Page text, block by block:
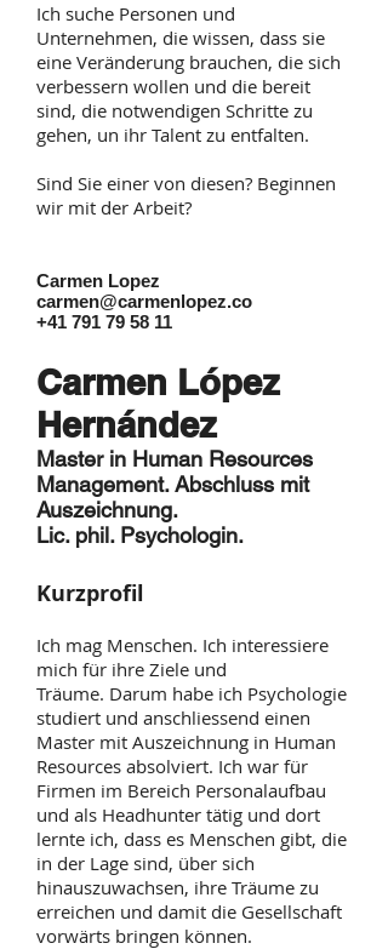
Carmen López
Hernández
Master in Human Resources
Management.Abschluss mit
Auszeichnung.
Lic. phil. Psychologin.
Kurzprofil
Ich mag Menschen. Ich interessiere
mich für ihre Ziele und
Träume. Darum habe ich Psychologie
studiert und anschliessend einen
Master mit Auszeichnung in Human
Resources absolviert. Ich war für
Firmen im Bereich Personalaufbau
und als Headhunter tätig und dort
lernte ich, dass es Menschen gibt, die
in der Lage sind, über sich
hinauszuwachsen, ihre Träume zu
erreichen und damit die Gesellschaft
vorwärts bringen können.
Ich suche Personen und
Unternehmen, die wissen, dass sie
eine Veränderung brauchen, die sich
verbessern wollen und die bereit
sind, die notwendigen Schritte zu
gehen, un ihr Talent zu entfalten.
Sind Sie einer von diesen? Beginnen
wir mit der Arbeit?
Carmen Lopez
carmen@carmenlopez.co
+41 791 79 58 11